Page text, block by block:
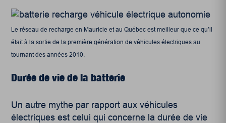
Le réseau de recharge en Mauricie et au Québec est meilleur que ce qu’il
était à la sortie de la première génération de véhicules électriques au
tournant des années 2010.
Durée de vie de la batterie
Un autre mythe par rapport aux véhicules
électriques est celui qui concerne la durée de vie